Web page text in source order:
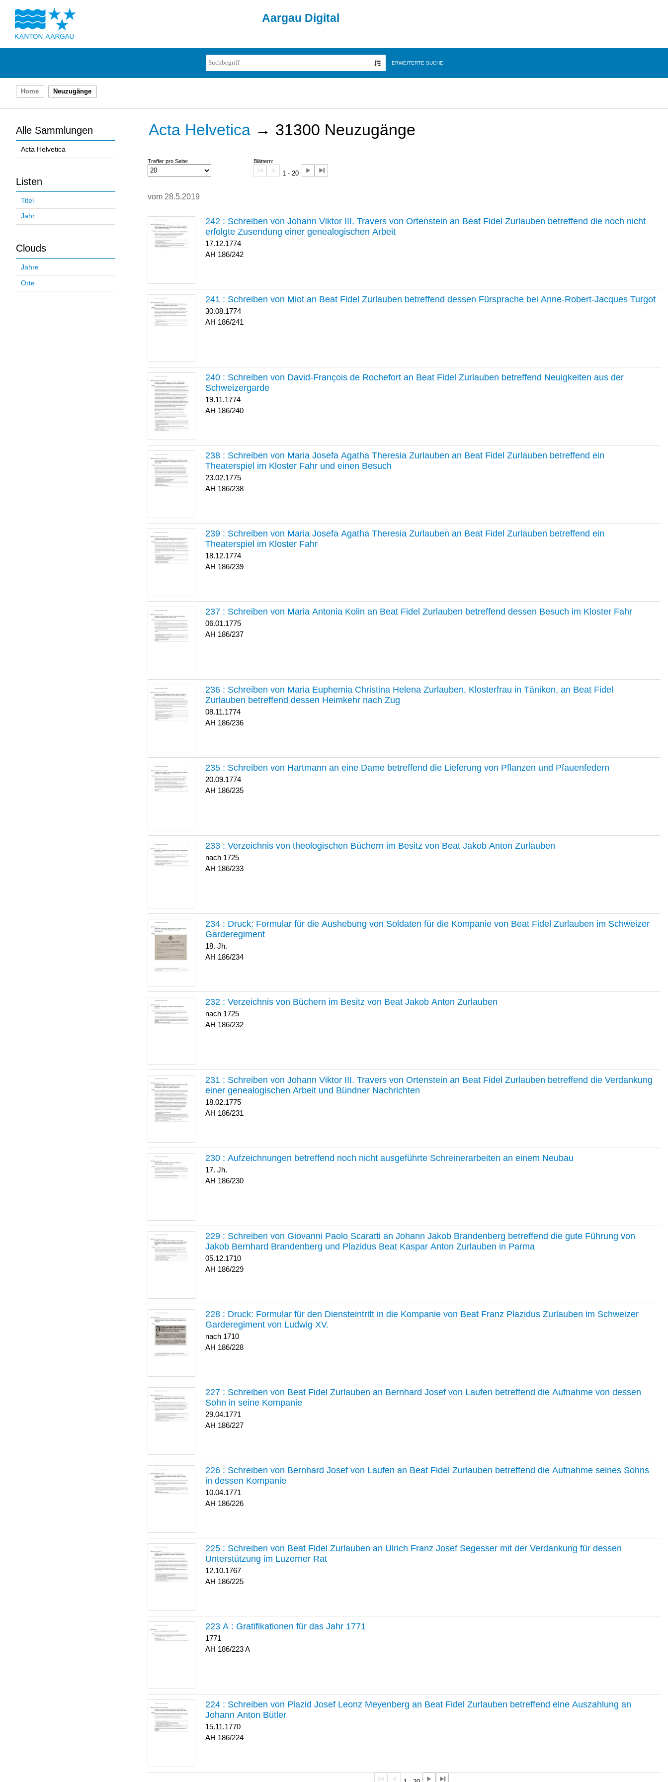
Aargau Digital
ERWEITERTE SUCHE
Home Neuzugänge
Alle Sammlungen
Acta Helvetica
Listen
Titel
Jahr
Clouds
Jahre
Orte
Acta Helvetica → 31300 Neuzugänge
Treffer pro Seite: Blättern:
1 - 20
vom 28.5.2019
242 : Schreiben von Johann Viktor III. Travers von Ortenstein an Beat Fidel Zurlauben betreffend die noch nicht
erfolgte Zusendung einer genealogischen Arbeit
17.12.1774
186/242
241 : Schreiben von Miot an Beat Fidel Zurlauben betreffend dessen Fürsprache bei Anne-Robert-Jacques Turgot
30.08.1774
186/241
240 : Schreiben von David-François de Rochefort an Beat Fidel Zurlauben betreffend Neuigkeiten aus der
Schweizergarde
19.11.1774
186/240
238 : Schreiben von Maria Josefa Agatha Theresia Zurlauben an Beat Fidel Zurlauben betreffend ein
Theaterspiel im Kloster Fahr und einen Besuch
23.02.1775
186/238
239 : Schreiben von Maria Josefa Agatha Theresia Zurlauben an Beat Fidel Zurlauben betreffend ein
Theaterspiel im Kloster Fahr
18.12.1774
186/239
237 : Schreiben von Maria Antonia Kolin an Beat Fidel Zurlauben betreffend dessen Besuch im Kloster Fahr
06.01.1775
186/237
236 : Schreiben von Maria Euphemia Christina Helena Zurlauben, Klosterfrau in Tänikon, an Beat Fidel
Zurlauben betreffend dessen Heimkehr nach Zug
08.11.1774
186/236
235 : Schreiben von Hartmann an eine Dame betreffend die Lieferung von Pflanzen und Pfauenfedern
20.09.1774
186/235
233 : Verzeichnis von theologischen Büchern im Besitz von Beat Jakob Anton Zurlauben
nach 1725
186/233
234 : Druck: Formular für die Aushebung von Soldaten für die Kompanie von Beat Fidel Zurlauben im Schweizer
Garderegiment
18. Jh.
186/234
232 : Verzeichnis von Büchern im Besitz von Beat Jakob Anton Zurlauben
nach 1725
186/232
231 : Schreiben von Johann Viktor III. Travers von Ortenstein an Beat Fidel Zurlauben betreffend die Verdankung
einer genealogischen Arbeit und Bündner Nachrichten
18.02.1775
186/231
230 : Aufzeichnungen betreffend noch nicht ausgeführte Schreinerarbeiten an einem Neubau
17. Jh.
186/230
229 : Schreiben von Giovanni Paolo Scaratti an Johann Jakob Brandenberg betreffend die gute Führung von
Jakob Bernhard Brandenberg und Plazidus Beat Kaspar Anton Zurlauben in Parma
05.12.1710
186/229
228 : Druck: Formular für den Diensteintritt in die Kompanie von Beat Franz Plazidus Zurlauben im Schweizer
Garderegiment von Ludwig XV.
nach 1710
186/228
227 : Schreiben von Beat Fidel Zurlauben an Bernhard Josef von Laufen betreffend die Aufnahme von dessen
Sohn in seine Kompanie
29.04.1771
186/227
226 : Schreiben von Bernhard Josef von Laufen an Beat Fidel Zurlauben betreffend die Aufnahme seines Sohns
in dessen Kompanie
10.04.1771
186/226
225 : Schreiben von Beat Fidel Zurlauben an Ulrich Franz Josef Segesser mit der Verdankung für dessen
Unterstützung im Luzerner Rat
12.10.1767
186/225
223 A : Gratifikationen für das Jahr 1771
1771
186/223 A
224 : Schreiben von Plazid Josef Leonz Meyenberg an Beat Fidel Zurlauben betreffend eine Auszahlung an
Johann Anton Bütler
15.11.1770
186/224